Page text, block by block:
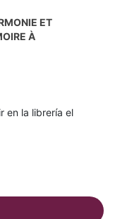
ET
À
en la librería el